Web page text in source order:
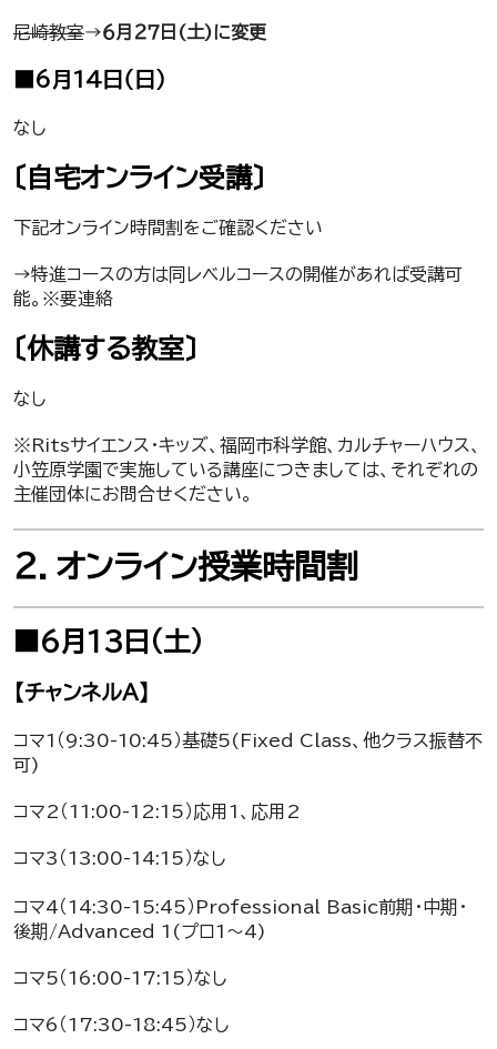
尼崎教室→６月２７日(土)に変更
■6月14日（日）
なし
〔自宅オンライン受講〕
下記オンライン時間割をご確認ください
→特進コースの方は同レベルコースの開催があれば受講可
能。※要連絡
〔休講する教室〕
なし
※Ritsサイエンス・キッズ、福岡市科学館、カルチャーハウス、
小笠原学園で実施している講座につきましては、それぞれの
主催団体にお問合せください。
２．オンライン授業時間割
■6月13日（土）
【チャンネルA】
コマ1（9:30-10:45）基礎5(Fixed Class、他クラス振替不
可)
コマ2（11:00-12:15）応用1、応用2
コマ3（13:00-14:15）なし
コマ4（14:30-15:45）Professional Basic前期・中期・
後期/Advanced 1(プロ1～4)
コマ5（16:00-17:15）なし
コマ6（17:30-18:45）なし